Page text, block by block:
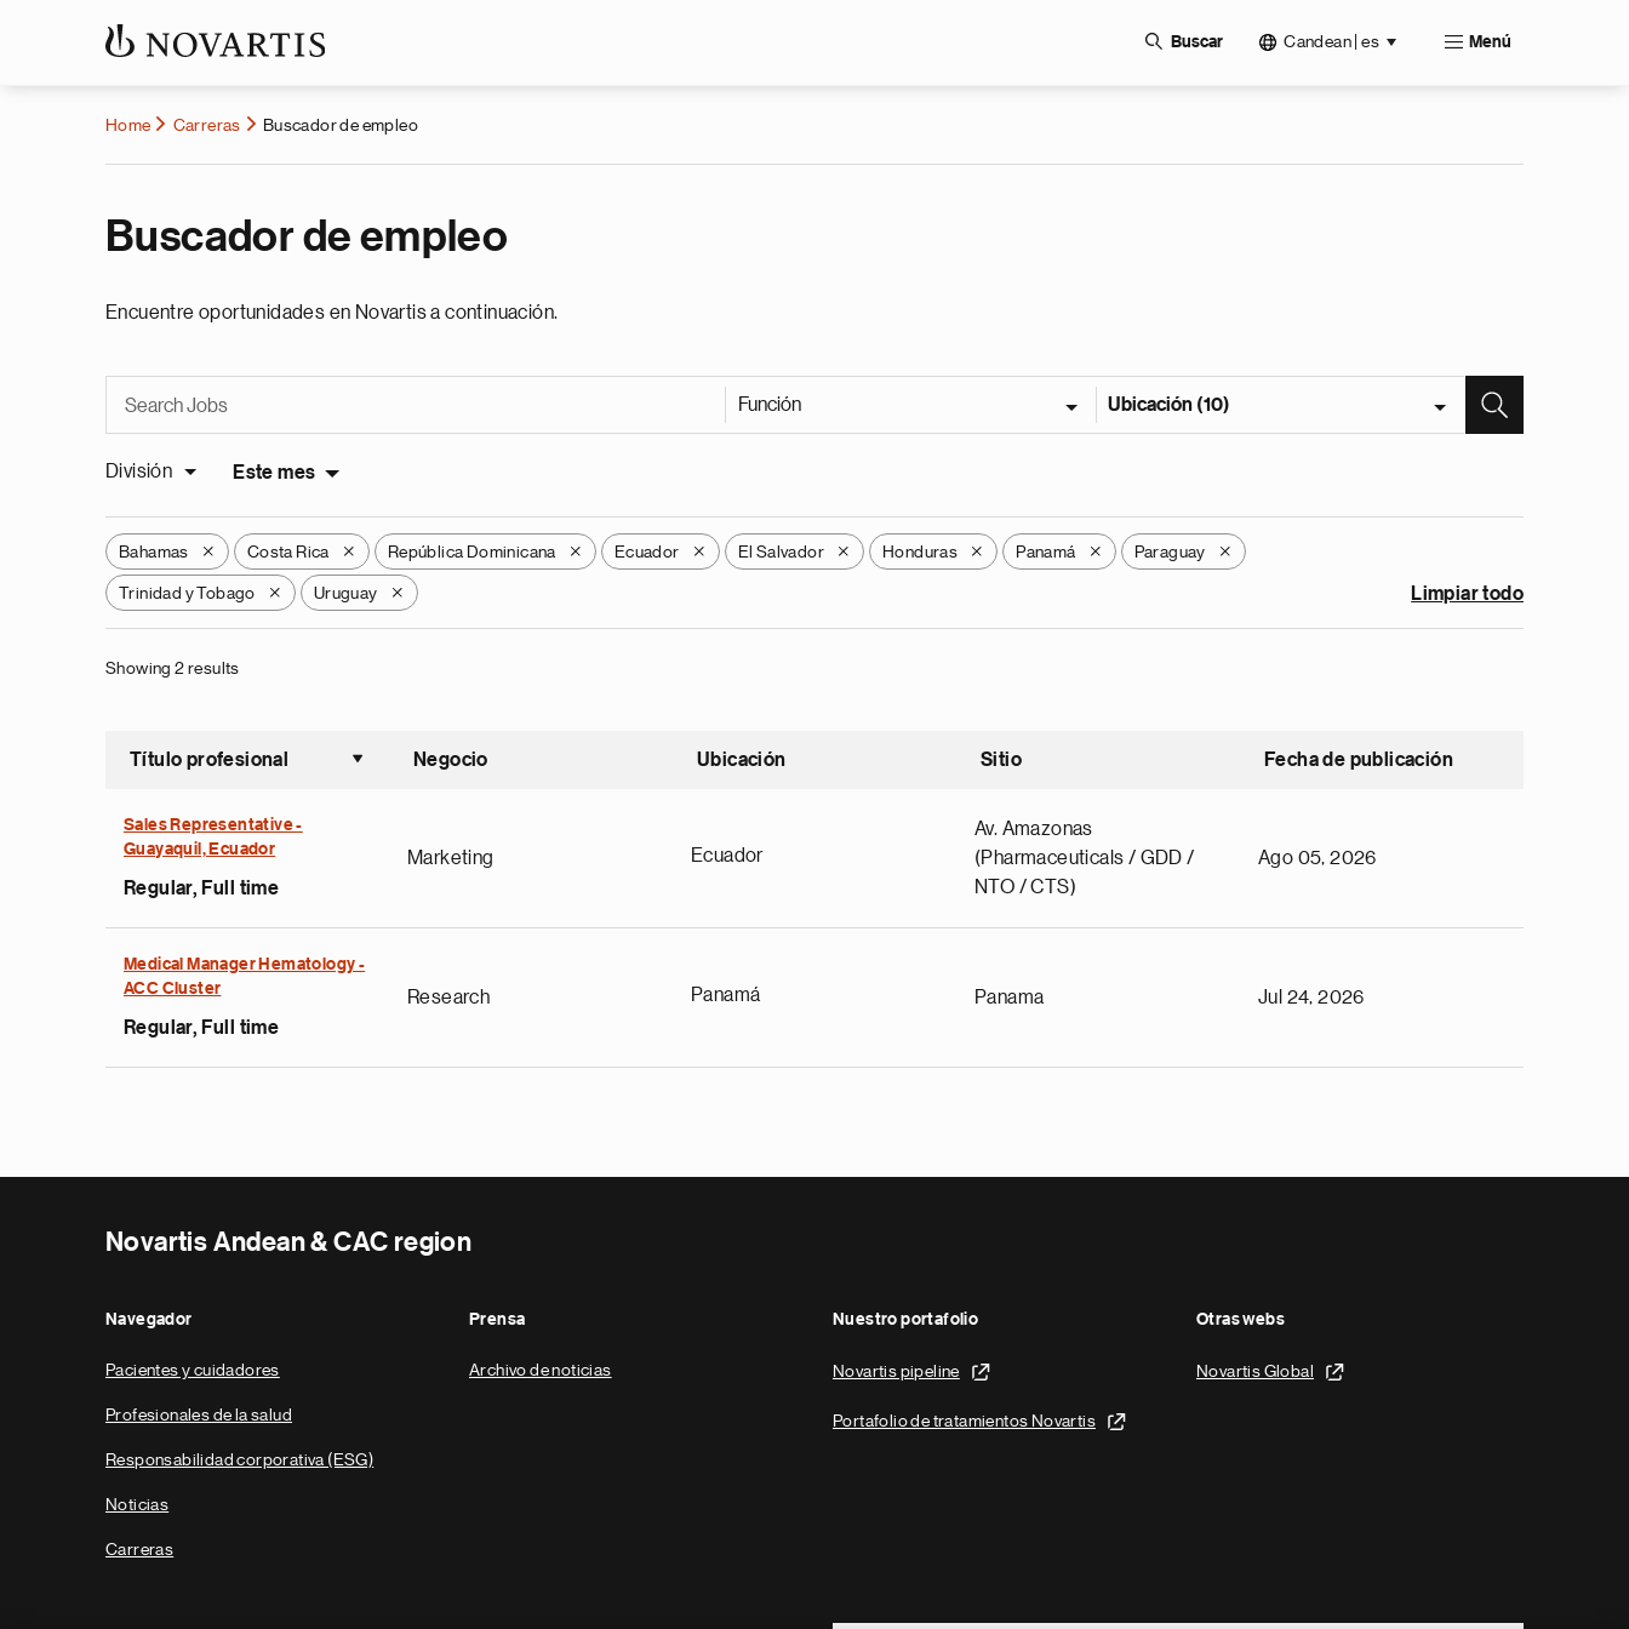
Buscar Candean | es Menú
Home Carreras Buscador de empleo
Buscador de empleo
Encuentre oportunidades en Novartis a continuación.
Función Ubicación (10)
División Este mes
Bahamas X Costa Rica X República Dominicana X Ecuador X El Salvador X Honduras X Panamá X Paraguay X
Trinidad y Tobago X Uruguay X Limpiar todo
Showing 2 results
Título profesional
Ordenar ascendente
Negocio Ubicación Sitio Fecha de publicación
Sales Representative -
Guayaquil, Ecuador
Regular, Full time
Marketing Ecuador
Av. Amazonas
(Pharmaceuticals / GDD /
NTO / CTS)
Ago 05, 2026
Medical Manager Hematology -
ACC Cluster
Regular, Full time
Research Panamá Panama Jul 24, 2026
Novartis Andean & CAC region
Navegador
Pacientes y cuidadores
Profesionales de la salud
Responsabilidad corporativa (ESG)
Noticias
Carreras
Prensa
Archivo de noticias
Nuestro portafolio
Novartis pipeline
Portafolio de tratamientos Novartis
Otras webs
Novartis Global